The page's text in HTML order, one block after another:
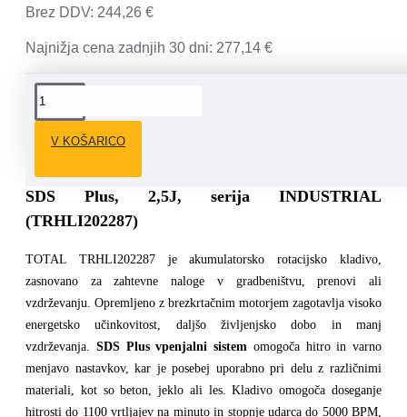
Brez DDV: 244,26 €
Najnižja cena zadnjih 30 dni: 277,14 €
V KOŠARICO
TOTAL Akumulatorsko rotacijsko kladivo 20V,
SDS Plus, 2,5J, serija INDUSTRIAL
(TRHLI202287)
TOTAL TRHLI202287 je akumulatorsko rotacijsko kladivo,
zasnovano za zahtevne naloge v gradbeništvu, prenovi ali
vzdrževanju. Opremljeno z brezkrtačnim motorjem zagotavlja visoko
energetsko učinkovitost, daljšo življenjsko dobo in manj
vzdrževanja. SDS Plus vpenjalni sistem omogoča hitro in varno
menjavo nastavkov, kar je posebej uporabno pri delu z različnimi
materiali, kot so beton, jeklo ali les. Kladivo omogoča doseganje
hitrosti do 1100 vrtljajev na minuto in stopnje udarca do 5000 BPM,